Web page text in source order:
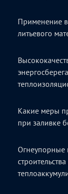
Применение
литьевого
Какие меры
при заливке
Огнеупорные